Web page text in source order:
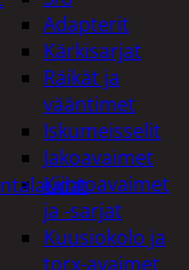
Adapterit
Kärkisarjat
Räikät ja
vääntimet
Iskumeisselit
Jakoavaimet
Kiintoavaimet
ja -sarjat
Kuusiokolo ja
torx-avaimet